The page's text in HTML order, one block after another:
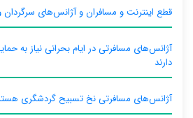
قطع اینترنت و مسافران و آژانس‌های
آژانس‌های مسافرتی در ایام بحرانی نیاز به
دارند
آژانس‌های مسافرتی نخ تسبیح گردشگری